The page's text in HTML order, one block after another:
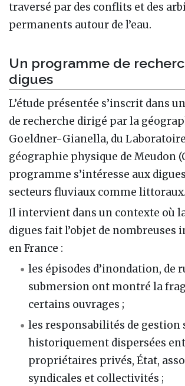
traversé par des conflits et des
permanents autour de l’eau.
Un programme de
digues
L’étude présentée s’inscrit dans
de recherche dirigé par la
Goeldner-Gianella, du
géographie physique de Meudon
programme s’intéresse aux
secteurs fluviaux comme littoraux.
Il intervient dans un contexte où
digues fait l’objet de nombreuses
en France :
les épisodes d’inondation, de
submersion ont montré la
certains ouvrages ;
les responsabilités de gestion
historiquement dispersées
propriétaires privés, État,
syndicales et collectivités ;